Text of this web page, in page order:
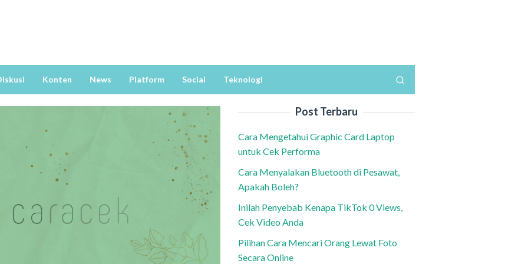
Konten News Platform Social Teknologi
Post Terbaru
Cara Mengetahui Graphic Card Laptop
untuk Cek Performa
Cara Menyalakan Bluetooth di Pesawat,
Apakah Boleh?
Inilah Penyebab Kenapa TikTok 0 Views,
Cek Video Anda
Pilihan Cara Mencari Orang Lewat Foto
Secara Online